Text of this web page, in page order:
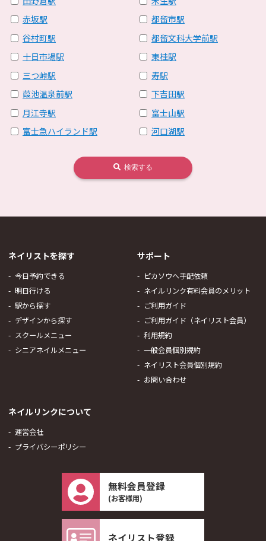
赤坂駅
都留市駅
谷村町駅
都留文科大学前駅
十日市場駅
東桂駅
三つ峠駅
寿駅
葭池温泉前駅
下吉田駅
月江寺駅
富士山駅
富士急ハイランド駅
河口湖駅
検索する
ネイリストを探す
今日予約できる
明日行ける
駅から探す
デザインから探す
スクールメニュー
シニアネイルメニュー
サポート
ピカソウへ手配依頼
ネイルリンク有料会員のメリット
ご利用ガイド
ご利用ガイド（ネイリスト会員）
利用規約
一般会員個別規約
ネイリスト会員個別規約
お問い合わせ
ネイルリンクについて
運営会社
プライバシーポリシー
無料会員登録
(お客様用)
ネイリスト登録